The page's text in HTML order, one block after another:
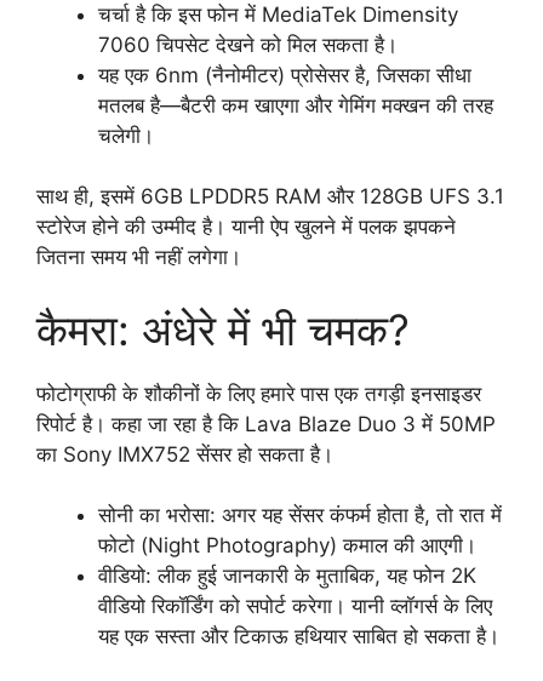
चर्चा है कि इस फोन में MediaTek Dimensity
7060 चिपसेट देखने को मिल सकता है।
यह एक 6nm (नैनोमीटर) प्रोसेसर है, जिसका सीधा
मतलब है—बैटरी कम खाएगा और गेमिंग मक्खन की तरह
चलेगी।
साथ ही, इसमें 6GB LPDDR5 RAM और 128GB UFS 3.1
स्टोरेज होने की उम्मीद है। यानी ऐप खुलने में पलक झपकने
जितना समय भी नहीं लगेगा।
कैमरा: अंधेरे में भी चमक?
फोटोग्राफी के शौकीनों के लिए हमारे पास एक तगड़ी इनसाइडर
रिपोर्ट है। कहा जा रहा है कि Lava Blaze Duo 3 में 50MP
का Sony IMX752 सेंसर हो सकता है।
सोनी का भरोसा: अगर यह सेंसर कंफर्म होता है, तो रात में
फोटो (Night Photography) कमाल की आएगी।
वीडियो: लीक हुई जानकारी के मुताबिक, यह फोन 2K
वीडियो रिकॉर्डिंग को सपोर्ट करेगा। यानी व्लॉगर्स के लिए
यह एक सस्ता और टिकाऊ हथियार साबित हो सकता है।